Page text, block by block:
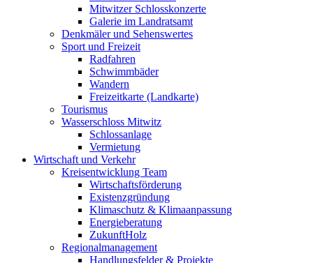
Mitwitzer Schlosskonzerte
Galerie im Landratsamt
Denkmäler und Sehenswertes
Sport und Freizeit
Radfahren
Schwimmbäder
Wandern
Freizeitkarte (Landkarte)
Tourismus
Wasserschloss Mitwitz
Schlossanlage
Vermietung
Wirtschaft und Verkehr
Kreisentwicklung Team
Wirtschaftsförderung
Existenzgründung
Klimaschutz & Klimaanpassung
Energieberatung
ZukunftHolz
Regionalmanagement
Handlungsfelder & Projekte